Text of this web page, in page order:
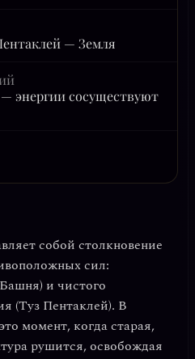
— Земля
энергии сосуществуют
собой столкновение
сил:
и чистого
(Туз Пентаклей). В
момент, когда старая,
рушится, освобождая